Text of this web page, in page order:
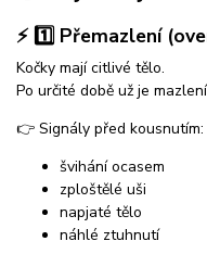
⚡ 1️⃣ Přemazlení
Kočky mají citlivé tělo.
Po určité době už je mazlení
👉 Signály před kousnutím:
švihání ocasem
zploštělé uši
napjaté tělo
náhlé ztuhnutí